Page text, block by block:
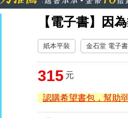
【電子書】因
紙本平裝 金石堂 電子書
315 元
認購希望書包，幫助